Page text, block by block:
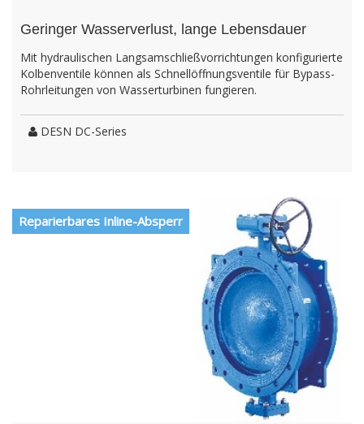
Geringer Wasserverlust, lange Lebensdauer
Mit hydraulischen Langsamschließvorrichtungen konfigurierte
Kolbenventile können als Schnellöffnungsventile für Bypass-
Rohrleitungen von Wasserturbinen fungieren.
DESN DC-Series
Reparierbares Inline-Absperr